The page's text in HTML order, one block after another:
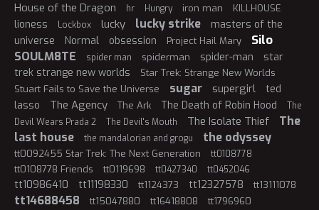
House of the Dragon hr Hungry iron man KILLHOUSE
lioness Lockbox lucky lucky strike
masters of the
universe
Normal obsession Project Hail Mary Silo
SOULM8TE spider man spiderman spider-man
star
trek strange new worlds
Star Trek: Strange New Worlds
Stuart Fails to Save the Universe
sugar supergirl
ted
lasso
The Agency The Ark The Death of Robin Hood
The
Devil Wears Prada 2
The Devil's Mouth The Isolate Thief
The
last house
the mandalorian and grogu the odyssey
tt0092455 Star Trek: The Next Generation tt0108778
tt0108778 Friends tt0119698 tt0427340 tt0452046
tt10986410 tt11198330 tt1124373 tt12327578 tt13111078
tt14688458 tt15047880 tt16418808
tt1796960